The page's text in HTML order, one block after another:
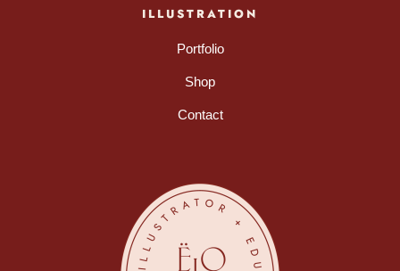
ILLUSTRATION
Portfolio
Shop
Contact